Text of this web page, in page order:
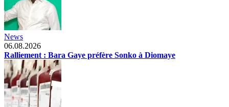
News
06.08.2026
Ralliement : Bara Gaye préfère Sonko à Diomaye